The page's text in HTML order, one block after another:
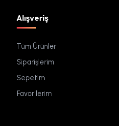
Alışveriş
Tüm Ürünler
Siparişlerim
Sepetim
Favorilerim